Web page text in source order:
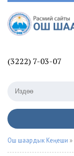
(3222) 7-03-07
Ош шаардык Кеңеши »